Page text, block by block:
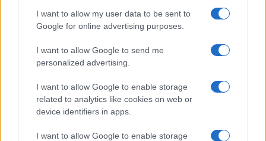
I want to allow my user data to be sent to
Google for online advertising purposes.
I want to allow Google to send me
personalized advertising.
I want to allow Google to enable storage
related to analytics like cookies on web or
device identifiers in apps.
I want to allow Google to enable storage